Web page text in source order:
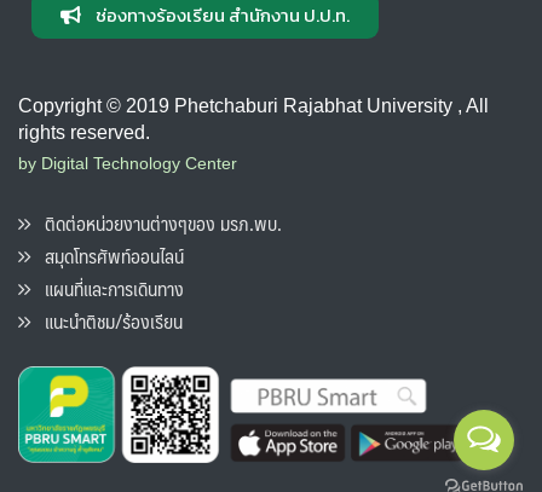
ช่องทางร้องเรียน สำนักงาน ป.ป.ท.
Copyright © 2019 Phetchaburi Rajabhat University , All
rights reserved.
by Digital Technology Center
ติดต่อหน่วยงานต่างๆของ มรภ.พบ.
สมุดโทรศัพท์ออนไลน์
แผนที่และการเดินทาง
แนะนำติชม/ร้องเรียน